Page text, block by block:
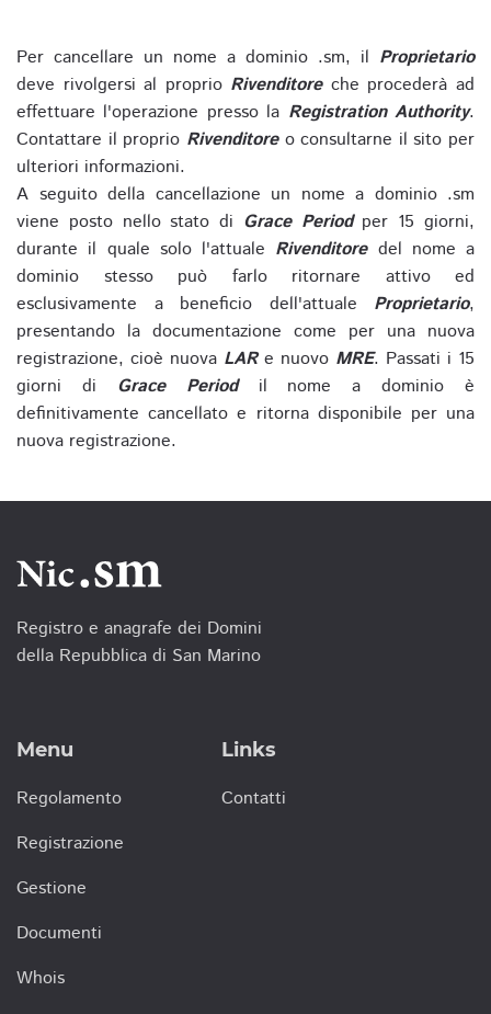
Per cancellare un nome a dominio .sm, il Proprietario
deve rivolgersi al proprio Rivenditoreche procederà ad
effettuare l'operazione presso la Registration Authority.
Contattare il proprio Rivenditoreo consultarne il sito per
ulteriori informazioni.
A seguito della cancellazione un nome a dominio .sm
viene posto nello stato di Grace Periodper 15 giorni,
durante il quale solo l'attuale Rivenditoredel nome a
dominio stesso può farlo ritornare attivo ed
esclusivamente a beneficio dell'attuale Proprietario,
presentando la documentazione come per una nuova
registrazione, cioè nuova LARe nuovo MRE. Passati i 15
giorni di Grace Periodil nome a dominio è
definitivamente cancellato e ritorna disponibile per una
nuova registrazione.
Registro e anagrafe dei Domini
della Repubblica di San Marino
Menu
Regolamento
Registrazione
Gestione
Documenti
Whois
Links
Contatti